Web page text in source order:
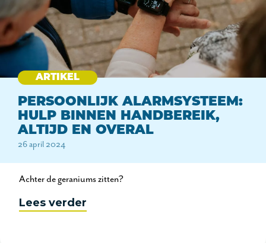
ARTIKEL
PERSOONLIJK ALARMSYSTEEM:
HULP BINNEN HANDBEREIK,
ALTIJD EN OVERAL
26 april 2024
Achter de geraniums zitten?
Lees verder